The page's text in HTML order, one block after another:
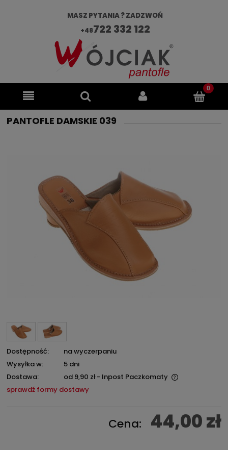
MASZ PYTANIA ? ZADZWOŃ
+48722 332 122
PANTOFLE DAMSKIE 039
Dostępność:
na wyczerpaniu
Wysyłka w:
5 dni
Dostawa:
od 9,90 zł - Inpost Paczkomaty
Cena nie zawiera ewentualnych kosztów płatności
sprawdź formy dostawy
Cena: 44,00 zł